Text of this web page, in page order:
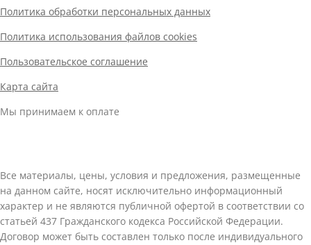
Политика обработки персональных данных
Политика использования файлов cookies
Пользовательское соглашение
Карта сайта
Мы принимаем к оплате
Все материалы, цены, условия и предложения, размещенные
на данном сайте, носят исключительно информационный
характер и не являются публичной офертой в соответствии со
статьей 437 Гражданского кодекса Российской Федерации.
Договор может быть составлен только после индивидуального